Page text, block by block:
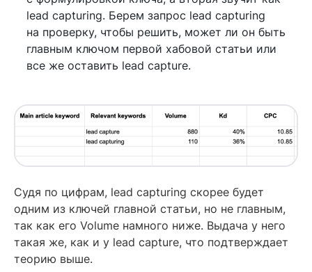
lead capturing. Берем запрос lead capturing
на проверку, чтобы решить, может ли он быть
главным ключом первой хабовой статьи или
все же оставить lead capture.
Судя по цифрам, lead capturing скорее будет
одним из ключей главной статьи, но не главным,
так как его Volume намного ниже. Выдача у него
такая же, как и у lead capture, что подтверждает
теорию выше.